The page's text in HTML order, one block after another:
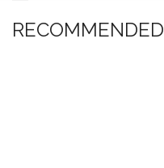
RECOMMENDED